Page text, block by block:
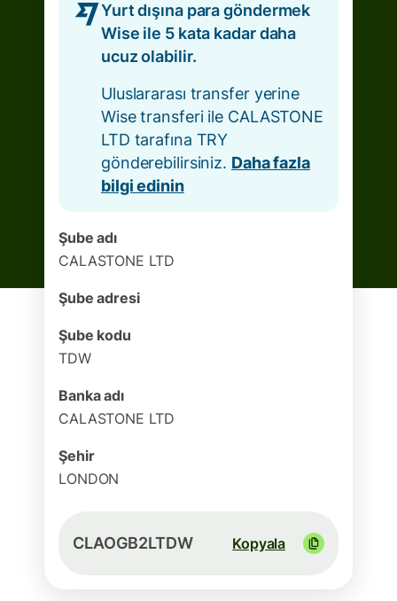
Yurt dışına para göndermek
Wise ile 5 kata kadar daha
ucuz olabilir.
Uluslararası transfer yerine
Wise transferi ile CALASTONE
LTD tarafına TRY
gönderebilirsiniz. Daha fazla
bilgi edinin
Şube adı
CALASTONE LTD
Şube adresi
Şube kodu
TDW
Banka adı
CALASTONE LTD
Şehir
LONDON
CLAOGB2LTDW Kopyala